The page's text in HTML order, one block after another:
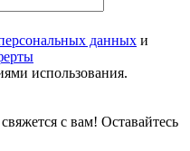
данных и
использования.
с вам! Оставайтесь